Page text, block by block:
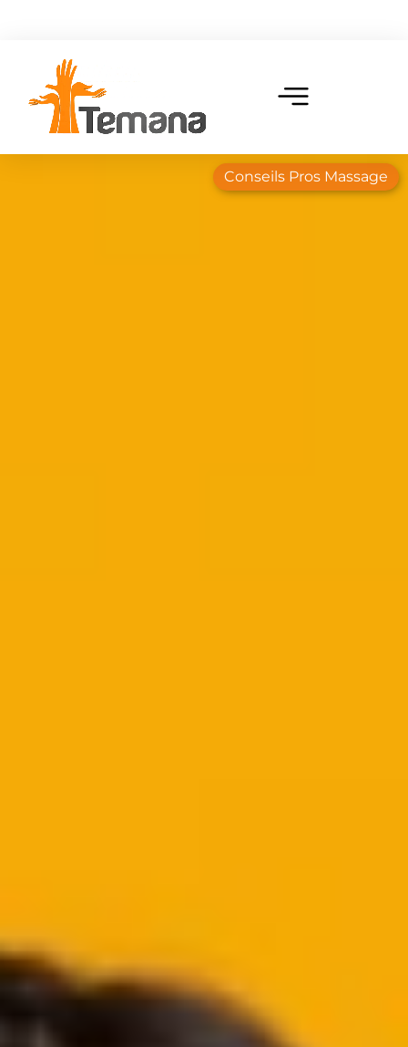
Conseils Pros Massage